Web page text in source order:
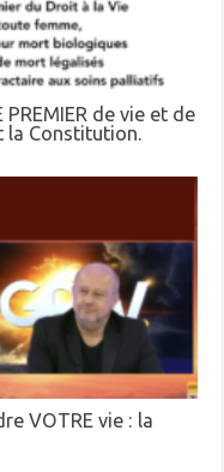
de vie et de
la Constitution.
VOTRE vie : la